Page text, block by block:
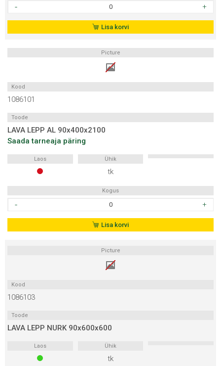
kogus
Lisa korvi
Picture
Kood
1086101
Toode
LAVA LEPP AL 90x400x2100
Saada tarneaja päring
Laos Ühik
tk
Kogus
90x400x2100
Lisa korvi
Picture
Kood
1086103
Toode
LAVA LEPP NURK 90x600x600
Laos Ühik
tk